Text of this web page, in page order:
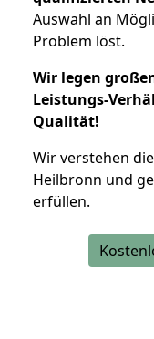
Auswahl an
Problem löst.
Wir legen
Leistungs-
Qualität!
Wir verstehen
Heilbronn und
erfüllen.